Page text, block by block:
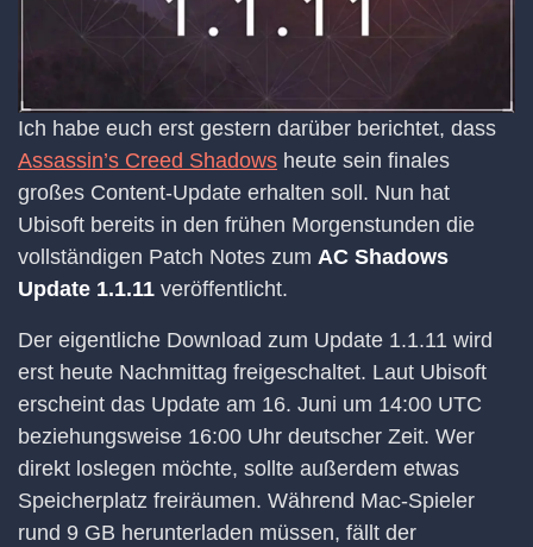
Ich habe euch erst gestern darüber berichtet, dass
Assassin’s Creed Shadows heute sein finales
großes Content-Update erhalten soll. Nun hat
Ubisoft bereits in den frühen Morgenstunden die
vollständigen Patch Notes zum AC Shadows
Update 1.1.11 veröffentlicht.
Der eigentliche Download zum Update 1.1.11 wird
erst heute Nachmittag freigeschaltet. Laut Ubisoft
erscheint das Update am 16. Juni um 14:00 UTC
beziehungsweise 16:00 Uhr deutscher Zeit. Wer
direkt loslegen möchte, sollte außerdem etwas
Speicherplatz freiräumen. Während Mac-Spieler
rund 9 GB herunterladen müssen, fällt der